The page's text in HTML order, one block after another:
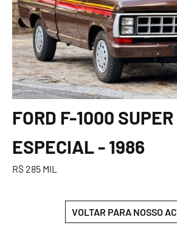
FORD F-1000
ESPECIAL - 1986
R$ 285 MIL
VOLTAR PARA NOSSO